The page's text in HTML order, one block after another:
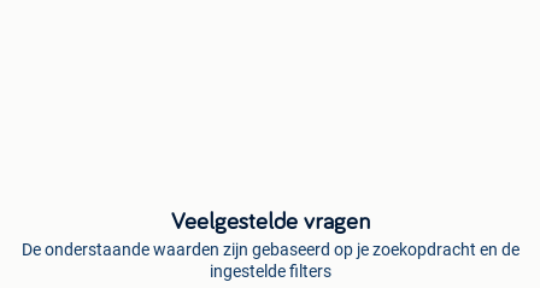
Veelgestelde vragen
De onderstaande waarden zijn gebaseerd op je zoekopdracht en de
ingestelde filters